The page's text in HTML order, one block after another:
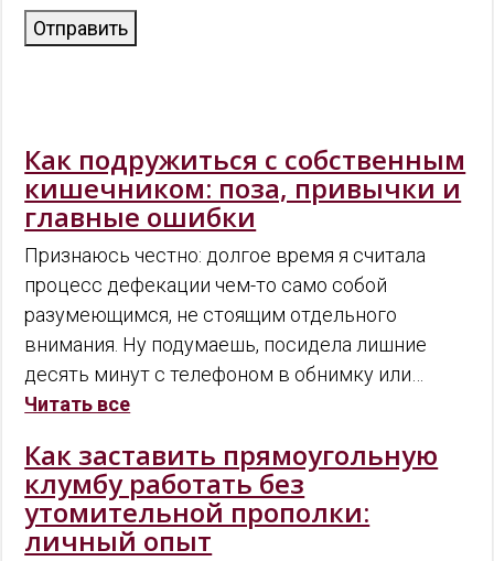
Отправить
Как подружиться с собственным
кишечником: поза, привычки и
главные ошибки
Признаюсь честно: долгое время я считала
процесс дефекации чем-то само собой
разумеющимся, не стоящим отдельного
внимания. Ну подумаешь, посидела лишние
десять минут с телефоном в обнимку или…
Читать все
Как заставить прямоугольную
клумбу работать без
утомительной прополки:
личный опыт